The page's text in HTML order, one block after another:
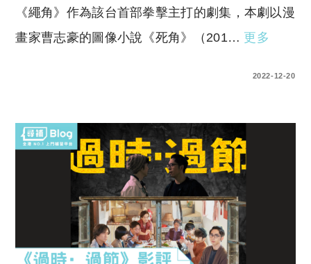
《繩角》作為該台首部拳擊主打的劇集，本劇以漫
畫家曹志豪的圖像小說《死角》（201… 更多
2022-12-20